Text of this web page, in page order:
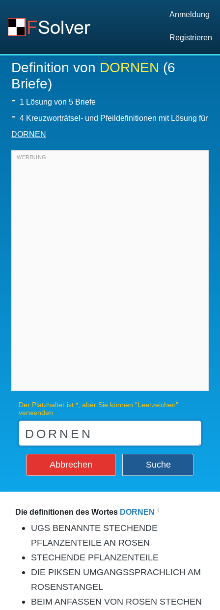
Anmeldung
Registrieren
Definition von DORNEN (6
Briefe)
- 1 Lösung von 5 Briefe
- 4 Kreuzworträtsel- und Pfeildefinitionen mit Lösung für
DORNEN
Der Platzhalter ist *, aber Sie können "Leerzeichen"
verwenden
Abbrechen Suche
Die definitionen des Wortes DORNEN 4
UGS BENANNTE STECHENDE
PFLANZENTEILE AN ROSEN
STECHENDE PFLANZENTEILE
DIE PIKSEN UMGANGSSPRACHLICH AM
ROSENSTANGEL
BEIM ANFASSEN VON ROSEN STECHEN